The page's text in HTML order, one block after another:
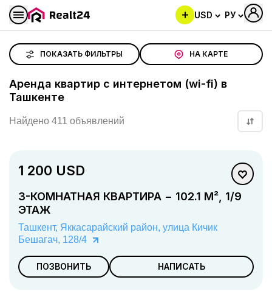
USD РУ
ПОКАЗАТЬ ФИЛЬТРЫ НА КАРТЕ
Аренда квартир с интернетом (wi-fi) в
Ташкенте
Найдено 411 объявлений
1 200 USD
3-КОМНАТНАЯ КВАРТИРА − 102.1 М², 1/9
ЭТАЖ
Ташкент, Яккасарайский район, улица Кичик
Бешагач, 128/4
ПОЗВОНИТЬ НАПИСАТЬ